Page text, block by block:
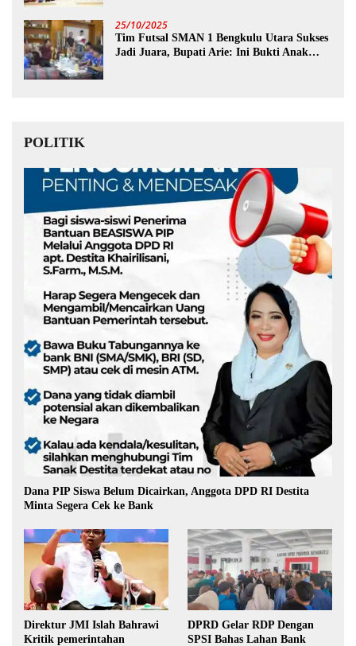
25/10/2025
Tim Futsal SMAN 1 Bengkulu Utara Sukses
Jadi Juara, Bupati Arie: Ini Bukti Anak
POLITIK
Dana PIP Siswa Belum Dicairkan, Anggota DPD RI Destita
Minta Segera Cek ke Bank
Direktur JMI Islah Bahrawi
Kritik pemerintahan
DPRD Gelar RDP Dengan
SPSI Bahas Lahan Bank